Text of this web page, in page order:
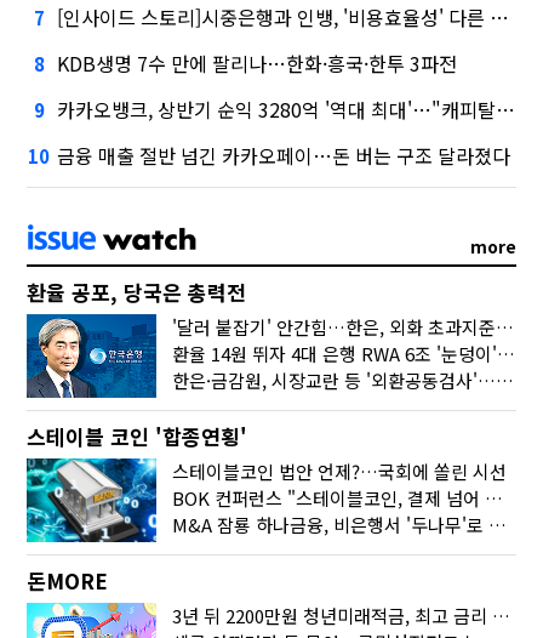
7 [인사이드 스토리]시중은행과 인뱅, '비용효율성' 다른 잣대 왜?
8 KDB생명 7수 만에 팔리나…한화·흥국·한투 3파전
9 카카오뱅크, 상반기 순익 3280억 '역대 최대'…"캐피탈, 자산 1조원 이상"
10 금융 매출 절반 넘긴 카카오페이…돈 버는 구조 달라졌다
more
환율 공포, 당국은 총력전
'달러 붙잡기' 안간힘…한은, 외화 초과지준에 이자 6개월 더
환율 14원 뛰자 4대 은행 RWA 6조 '눈덩이'…2배 뛴 2분기는?
한은·금감원, 시장교란 등 '외환공동검사'…환율 급등 전방위 대응
스테이블 코인 '합종연횡'
스테이블코인 법안 언제?…국회에 쏠린 시선
BOK 컨퍼런스 "스테이블코인, 결제 넘어 보험 대출 등 금융 연결 도구"
M&A 잠룡 하나금융, 비은행서 '두나무'로 눈돌린 이유는
돈MORE
3년 뒤 2200만원 청년미래적금, 최고 금리 받으려면?